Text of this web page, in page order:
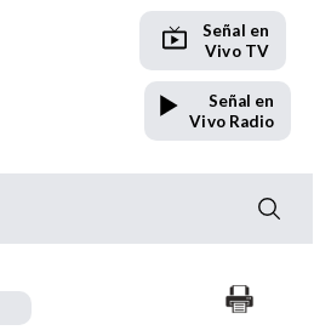
Señal en
Vivo TV
Señal en
Vivo Radio